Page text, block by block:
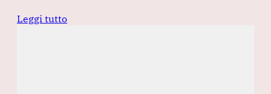
Leggi tutto